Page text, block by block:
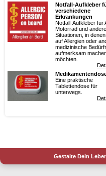
Notfall-Aufkleber
verschiedene
Erkrankungen
Notfall-Aufkleber für
Motorrad und andere
Situationen, in
auf Allergien oder
medizinische
aufmerksam
möchten.
Eine praktische
Tablettendose für
unterwegs.
Gestalte Dein